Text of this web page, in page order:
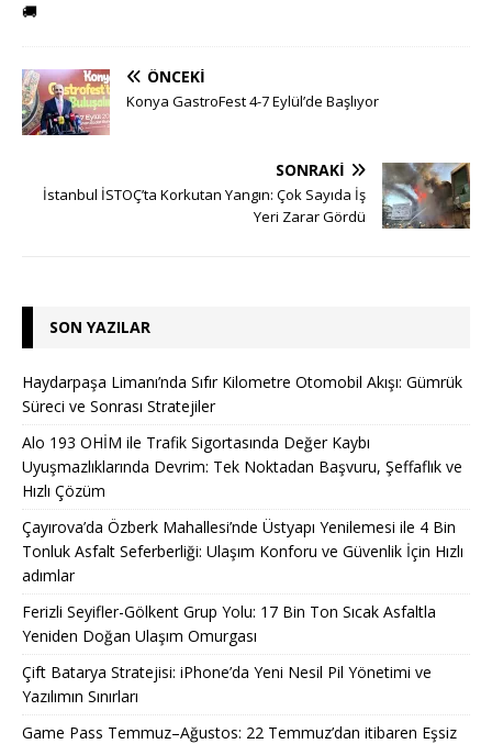
🚚
ÖNCEKI
Konya GastroFest 4-7 Eylül’de Başlıyor
SONRAKI
İstanbul İSTOÇ’ta Korkutan Yangın: Çok Sayıda İş
Yeri Zarar Gördü
SON YAZILAR
Haydarpaşa Limanı’nda Sıfır Kilometre Otomobil Akışı: Gümrük
Süreci ve Sonrası Stratejiler
Alo 193 OHİM ile Trafik Sigortasında Değer Kaybı
Uyuşmazlıklarında Devrim: Tek Noktadan Başvuru, Şeffaflık ve
Hızlı Çözüm
Çayırova’da Özberk Mahallesi’nde Üstyapı Yenilemesi ile 4 Bin
Tonluk Asfalt Seferberliği: Ulaşım Konforu ve Güvenlik İçin Hızlı
adımlar
Ferizli Seyifler-Gölkent Grup Yolu: 17 Bin Ton Sıcak Asfaltla
Yeniden Doğan Ulaşım Omurgası
Çift Batarya Stratejisi: iPhone’da Yeni Nesil Pil Yönetimi ve
Yazılımın Sınırları
Game Pass Temmuz–Ağustos: 22 Temmuz’dan itibaren Eşsiz